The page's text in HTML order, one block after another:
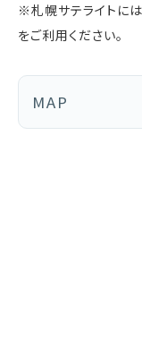
※札幌サテライトに
をご利用ください。
MAP